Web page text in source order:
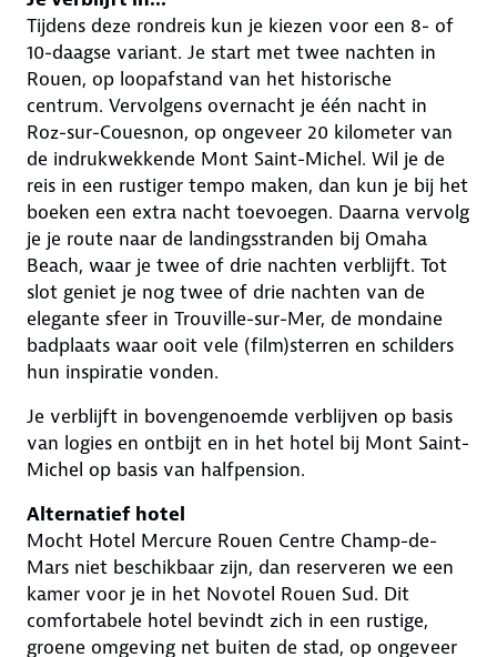
Tijdens deze rondreis kun je kiezen voor een 8- of
10-daagse variant. Je start met twee nachten in
Rouen, op loopafstand van het historische
centrum. Vervolgens overnacht je één nacht in
Roz-sur-Couesnon, op ongeveer 20 kilometer van
de indrukwekkende Mont Saint-Michel. Wil je de
reis in een rustiger tempo maken, dan kun je bij het
boeken een extra nacht toevoegen. Daarna vervolg
je je route naar de landingsstranden bij Omaha
Beach, waar je twee of drie nachten verblijft. Tot
slot geniet je nog twee of drie nachten van de
elegante sfeer in Trouville-sur-Mer, de mondaine
badplaats waar ooit vele (film)sterren en schilders
hun inspiratie vonden.
Je verblijft in bovengenoemde verblijven op basis
van logies en ontbijt en in het hotel bij Mont Saint-
Michel op basis van halfpension.
Alternatief hotel
Mocht Hotel Mercure Rouen Centre Champ-de-
Mars niet beschikbaar zijn, dan reserveren we een
kamer voor je in het Novotel Rouen Sud. Dit
comfortabele hotel bevindt zich in een rustige,
groene omgeving net buiten de stad, op ongeveer